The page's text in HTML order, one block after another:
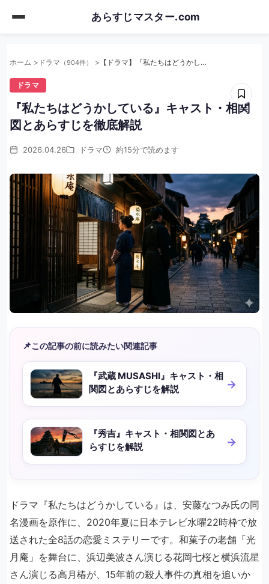
content
あらすじマスター.com
ホーム ドラマ （904件） 【ドラマ】『私たちはどうかしている』キャスト・相関図とあらすじを徹底解説
ドラマ
『私たちはどうかしている』キャスト・相関
図とあらすじを徹底解説
2026.04.26 ドラマ 約15分で読めます
📌この記事の前に読みたい関連記事
『武蔵 MUSASHI』キャスト・相
関図とあらすじを解説
『秀吉』キャスト・相関図とあ
らすじを解説
ドラマ『私たちはどうかしている』は、安藤なつみ氏の同
名漫画を原作に、2020年夏に日本テレビ水曜22時枠で放
送された全8話の恋愛ミステリーです。和菓子の老舗「光
月庵」を舞台に、浜辺美波さん演じる花岡七桜と横浜流星
さん演じる高月椿が、15年前の殺人事件の真相を追いか